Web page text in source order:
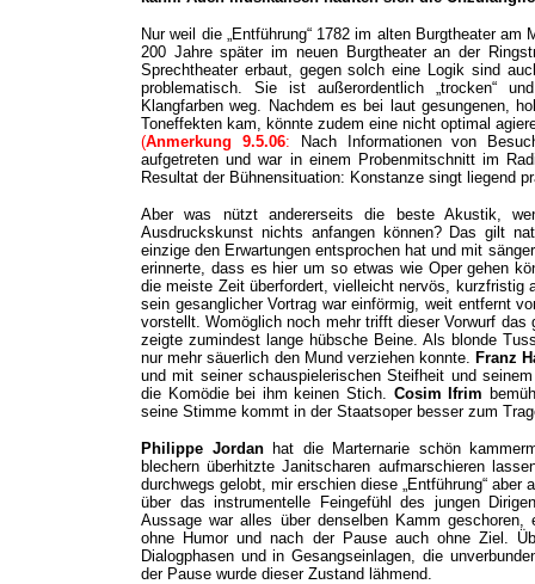
Nur weil die „Entführung“ 1782 im alten Burgtheater
200 Jahre später im neuen Burgtheater an der
Sprechtheater erbaut, gegen solch eine Logik sind
problematisch. Sie ist außerordentlich „trocken“
Klangfarben weg. Nachdem es bei laut gesungenen,
Toneffekten kam, könnte zudem eine nicht optimal
(Anmerkung 9.5.06: Nach Informationen von
aufgetreten und war in einem Probenmitschnitt im
Resultat der Bühnensituation: Konstanze singt liegend
Aber was nützt andererseits die beste Akustik,
Ausdruckskunst nichts anfangen können? Das gilt
einzige den Erwartungen entsprochen hat und mit
erinnerte, dass es hier um so etwas wie Oper gehen
die meiste Zeit überfordert, vielleicht nervös, kurzfristig
sein gesanglicher Vortrag war einförmig, weit entfernt
vorstellt. Womöglich noch mehr trifft dieser Vorwurf das
zeigte zumindest lange hübsche Beine. Als blonde
nur mehr säuerlich den Mund verziehen konnte. Franz
und mit seiner schauspielerischen Steifheit und
die Komödie bei ihm keinen Stich. Cosim Ifrim
seine Stimme kommt in der Staatsoper besser zum
Philippe Jordanhat die Marternarie schön
blechern überhitzte Janitscharen aufmarschieren
durchwegs gelobt, mir erschien diese „Entführung“
über das instrumentelle Feingefühl des jungen
Aussage war alles über denselben Kamm geschoren,
ohne Humor und nach der Pause auch ohne Ziel.
Dialogphasen und in Gesangseinlagen, die
der Pause wurde dieser Zustand lähmend.